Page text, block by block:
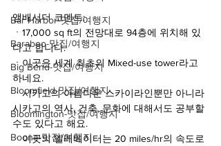
Bar Harbor-맛집/여행지
Baraboo-맛집/여행지
Big Bend-맛집/여행지
Bloomfield-맛집/여행지
Bloomington-맛집/여행지
Boone-맛집/여행지
앰배서더 코멘트:
ㆍ17,000 sq ft의 전망대로 94층에 위치해 있
다고 합니다.
ㆍ이곳은 세계 최초의 Mixed-use tower라고
하네요.
ㆍ시카고의 아름다운 스카이라인뿐만 아니라
시카고의 역사, 건축, 문화에 대해서도 공부할
수도 있다고 해요.
ㆍ이곳의 엘레베이터는 20 miles/hr의 속도로